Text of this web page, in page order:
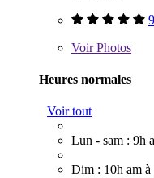
VoirPhotos
Heures normales
Voir tout
Lun - sam : 9h
Dim : 10h am à